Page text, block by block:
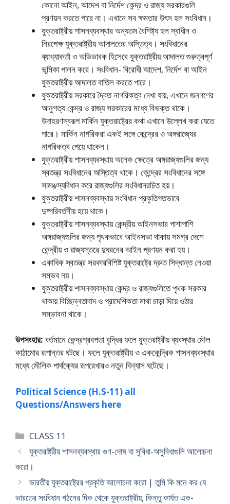
কোনাে আইন, আদেশ বা নির্দেশ কেন্দ্র ও রাজ্য সরকারগুলি
প্রণয়ন করতে পারে না। এখানে সব ক্ষমতার উৎস হল সংবিধান।
যুক্তরাষ্ট্রীয় শাসনব্যবস্থার অন্যতম বৈশিষ্ট্য হল স্বাধীন ও
নিরপেক্ষ যুক্তরাষ্ট্রীয় আদালতের অস্তিত্ব। সংবিধানের
ব্যাখ্যাকর্তা ও অভিভাবক হিসেবে যুক্তরাষ্ট্রীয় আদালত গুরুত্বপূর্ণ
ভূমিকা পালন করে। সংবিধান- বিরােধী আদেশ, নির্দেশ বা আইন
যুক্তরাষ্ট্রীয় আদালত বাতিল করতে পারে।
যুক্তরাষ্ট্রীয় সরকারে দ্বৈত নাগরিকত্ব দেখা যায়, এখানে জনগণের
আনুগত্য কেন্দ্র ও রাজ্য সরকারের মধ্যে বিভক্ত থাকে।
উদাহরণস্বরূপ মার্কিন যুক্তরাষ্ট্রের কথা এখানে উল্লেখ করা যেতে
পারে। মার্কিন নাগরিকরা একই সঙ্গে কেন্দ্রের ও অঙ্গরাজ্যের
নাগরিকত্ব পেয়ে থাকেন।
যুক্তরাষ্ট্রীয় শাসনব্যবস্থায় অনেক ক্ষেত্রে অঙ্গরাজ্যগুলির জন্য
স্বতন্ত্র সংবিধানের অস্তিত্ব থাকে। কেন্দ্রের সংবিধানের সঙ্গে
সামঞ্জস্যবিধান করে রাজ্যগুলির সংবিধানরচিত হয়।
যুক্তরাষ্ট্রীয় শাসনব্যবস্থায় সংবিধান প্রকৃতিগতভাবে
দুষ্পরিবর্তনীয় হয়ে থাকে।
যুক্তরাষ্ট্রীয় শাসনব্যবস্থায় কেন্দ্রীয় আইনসভার পাশাপাশি
অঙ্গরাজ্যগুলির জন্য পৃথকভাবে আইনসভা থাকায় সমগ্র দেশে
কেন্দ্রীয় ও রাজ্যস্তরে দুধরনের আইন প্রণয়ন করা হয়।
একাধিক স্বতন্ত্র সরকারবিশিষ্ট যুক্তরাষ্ট্রে দ্রুত সিদ্ধান্ত নেওয়া
সম্ভব নয়।
যুক্তরাষ্ট্রীয় শাসনব্যবস্থায় কেন্দ্র ও রাজ্যগুলিতে পৃথক সরকার
থাকায় বিচ্ছিন্নতাবাদ ও প্রাদেশিকতা মাথা চাড়া দিয়ে ওঠার
সম্ভাবনা থাকে।
উপসংহার: বর্তমানে কেন্দ্রপ্রবপতা বৃদ্ধির ফলে যুক্তরাষ্ট্রীয় ব্যবস্থার মৌল
কাঠামাের রূপান্তর ঘটছে। ফলে যুক্তরাষ্ট্রীয় ও এককেন্দ্রিক শাসনব্যবস্থার
মধ্যে মৌলিক পার্থক্যের রূপরেখারও নতুন বিন্যাস ঘটেছে।
Political Science (H.S-11) all
Questions/Answers here
Categories
CLASS 11
যুক্তরাষ্ট্রীয় শাসনব্যবস্থার গুণ-দোষ বা সুবিধা-অসুবিধাগুলি আলােচনা
করাে।
ভারতীয় যুক্তরাষ্ট্রের প্রকৃতি আলােচনা করাে | তুমি কি মনে কর যে
ভারতের সংবিধান গঠনের দিক থেকে যুক্তরাষ্ট্রীয়, কিন্তু কার্যত এক-